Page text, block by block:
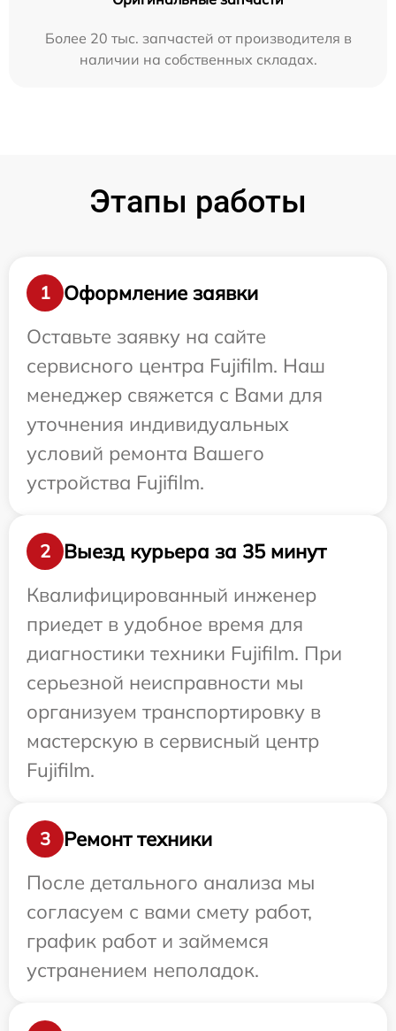
Более 20 тыс. запчастей от производителя в
наличии на собственных складах.
Этапы работы
1
Оформление заявки
Оставьте заявку на сайте
сервисного центра Fujifilm. Наш
менеджер свяжется с Вами для
уточнения индивидуальных
условий ремонта Вашего
устройства Fujifilm.
2
Выезд курьера за 35 минут
Квалифицированный инженер
приедет в удобное время для
диагностики техники Fujifilm. При
серьезной неисправности мы
организуем транспортировку в
мастерскую в сервисный центр
Fujifilm.
3
Ремонт техники
После детального анализа мы
согласуем с вами смету работ,
график работ и займемся
устранением неполадок.